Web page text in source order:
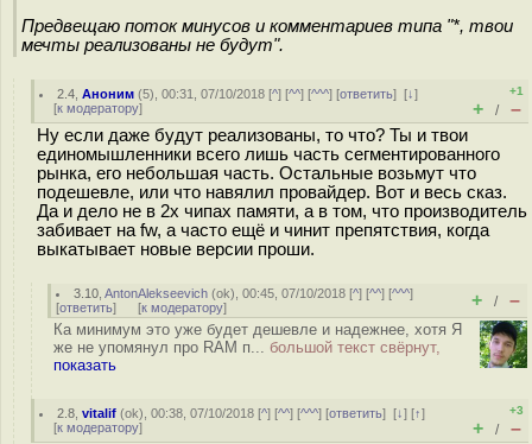
Предвещаю поток минусов и комментариев типа "*, твои
мечты реализованы не будут".
2.4 ,Аноним (5), 00:31, 07/10/2018 [^] [^^] [^^^] [ответить][↓]
[к модератору]
+1
+ / –
Ну если даже будут реализованы, то что? Ты и твои
единомышленники всего лишь часть сегментированного
рынка, его небольшая часть. Остальные возьмут что
подешевле, или что навялил провайдер. Вот и весь сказ.
Да и дело не в 2х чипах памяти, а в том, что производитель
забивает на fw, а часто ещё и чинит препятствия, когда
выкатывает новые версии проши.
3.10 ,AntonAlekseevich (ok), 00:45, 07/10/2018 [^] [^^] [^^^]
[ответить] [к модератору] + / –
Ка минимум это уже будет дешевле и надежнее, хотя Я
же не упомянул про RAM п... большой текст свёрнут,
показать
2.8 ,vitalif (ok), 00:38, 07/10/2018 [^] [^^] [^^^] [ответить][↓] [↑]
[к модератору]
+3
+ / –